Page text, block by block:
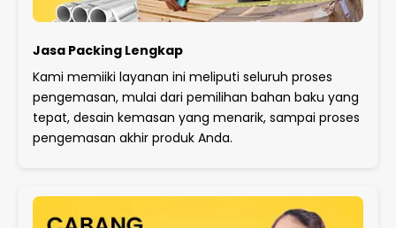
Jasa Packing Lengkap
Kami memiiki layanan ini meliputi seluruh proses
pengemasan, mulai dari pemilihan bahan baku yang
tepat, desain kemasan yang menarik, sampai proses
pengemasan akhir produk Anda.